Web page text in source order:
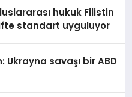
hukuk Filistin
standart uyguluyor
Ukrayna savaşı bir ABD